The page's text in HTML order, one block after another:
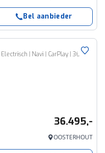
Bel aanbieder
1.5 272pk Aut. Luxury | 1e-Eig. | 100km Electrisch | Navi | CarPlay | 360 Camera | Stoelverwarming | Led Koplampen |
36.495,-
OOSTERHOUT